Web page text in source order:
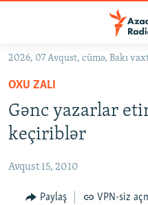
Əsas
qayıt
Əsas
naviqasiyaya
qayıt
KORRUPSIOMETR
#ƏSLINDƏ
FƏRQƏ BAX
QANUNI DOĞRU
2026, 07 Avqust, cümə, Bakı
OXU ZALI
Gənc yazarlar
keçiriblər
Avqust 15, 2010
Paylaş VPN-siz